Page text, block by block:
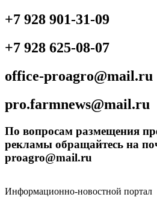
+7 928 901-31-09
+7 928 625-08-07
office-proagro@mail.ru
pro.farmnews@mail.ru
По вопросам размещения
рекламы обращайтесь на
proagro@mail.ru
Информационно-новостной портал